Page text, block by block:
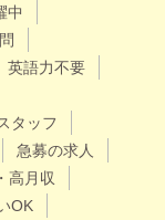
中
英語力不要
タッフ
急募の求人
高月収
OK